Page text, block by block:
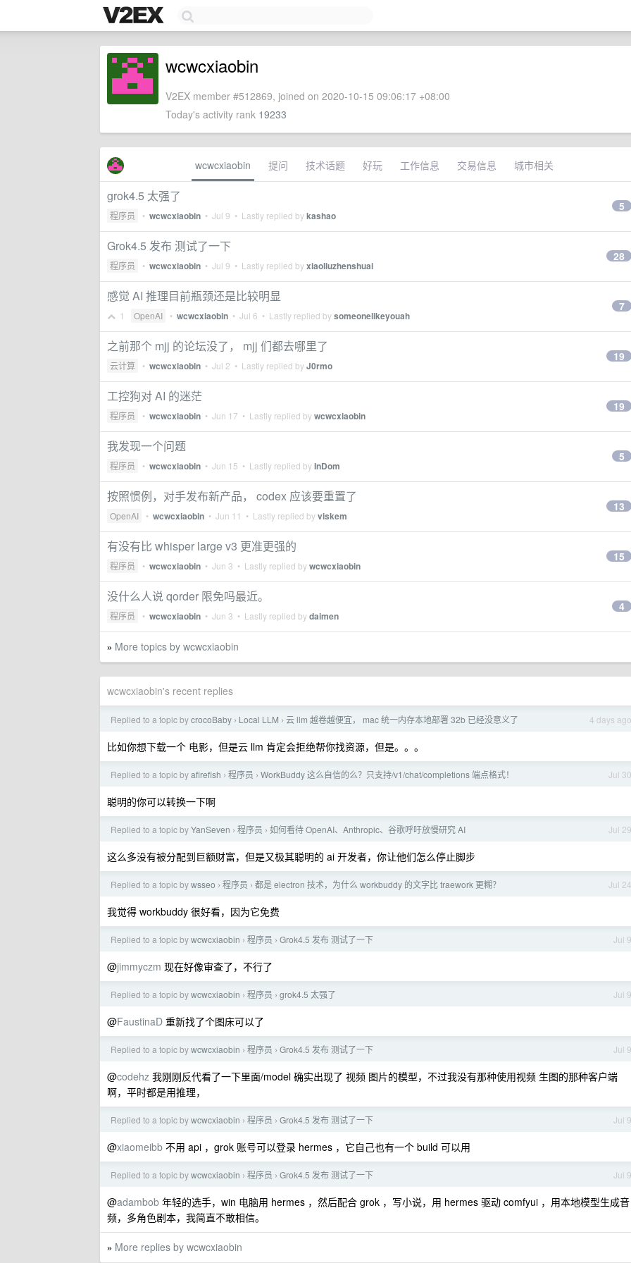
wcwcxiaobin
V2EX member #512869, joined on 2020-10-15 09:06:17 +08:00
Today's activity rank 19233
wcwcxiaobin 提问 技术话题 好玩 工作信息 交易信息 城市相关
grok4.5 太强了
程序员 • wcwcxiaobin • Jul 9 • Lastly replied bykashao
5
Grok4.5 发布 测试了一下
程序员 • wcwcxiaobin • Jul 9 • Lastly replied byxiaoliuzhenshuai
28
感觉 AI 推理目前瓶颈还是比较明显
1 OpenAI • wcwcxiaobin • Jul 6 • Lastly replied bysomeonelikeyouah
7
之前那个 mjj 的论坛没了， mjj 们都去哪里了
云计算 • wcwcxiaobin • Jul 2 • Lastly replied byJ0rmo
19
工控狗对 AI 的迷茫
程序员 • wcwcxiaobin • Jun 17 • Lastly replied bywcwcxiaobin
19
我发现一个问题
程序员 • wcwcxiaobin • Jun 15 • Lastly replied byInDom
5
按照惯例，对手发布新产品， codex 应该要重置了
OpenAI • wcwcxiaobin • Jun 11 • Lastly replied byviskem
13
有没有比 whisper large v3 更准更强的
程序员 • wcwcxiaobin • Jun 3 • Lastly replied bywcwcxiaobin
15
没什么人说 qorder 限免吗最近。
程序员 • wcwcxiaobin • Jun 3 • Lastly replied bydaimen
4
» More topics by wcwcxiaobin
wcwcxiaobin's recent replies
4 days ago
Replied to a topic bycrocoBaby › Local LLM › 云 llm 越卷越便宜， mac 统一内存本地部署 32b 已经没意义了
比如你想下载一个 电影，但是云 llm 肯定会拒绝帮你找资源，但是。。。
Jul 30
Replied to a topic byafirefish › 程序员 › WorkBuddy 这么自信的么？只支持/v1/chat/completions 端点格式！
聪明的你可以转换一下啊
Jul 29
Replied to a topic byYanSeven › 程序员 › 如何看待 OpenAI、Anthropic、谷歌呼吁放慢研究 AI
这么多没有被分配到巨额财富，但是又极其聪明的 ai 开发者，你让他们怎么停止脚步
Jul 24
Replied to a topic bywsseo › 程序员 › 都是 electron 技术，为什么 workbuddy 的文字比 traework 更糊？
我觉得 workbuddy 很好看，因为它免费
Jul 9
Replied to a topic bywcwcxiaobin › 程序员 › Grok4.5 发布 测试了一下
@jimmyczm 现在好像审查了，不行了
Jul 9
Replied to a topic bywcwcxiaobin › 程序员 › grok4.5 太强了
@FaustinaD 重新找了个图床可以了
Jul 9
Replied to a topic bywcwcxiaobin › 程序员 › Grok4.5 发布 测试了一下
@codehz 我刚刚反代看了一下里面/model 确实出现了 视频 图片的模型，不过我没有那种使用视频 生图的那种客户端
啊，平时都是用推理，
Jul 9
Replied to a topic bywcwcxiaobin › 程序员 › Grok4.5 发布 测试了一下
@xiaomeibb 不用 api ，grok 账号可以登录 hermes ，它自己也有一个 build 可以用
Jul 9
Replied to a topic bywcwcxiaobin › 程序员 › Grok4.5 发布 测试了一下
@adambob 年轻的选手，win 电脑用 hermes ，然后配合 grok ，写小说，用 hermes 驱动 comfyui ，用本地模型生成音
频，多角色剧本，我简直不敢相信。
» More replies by wcwcxiaobin